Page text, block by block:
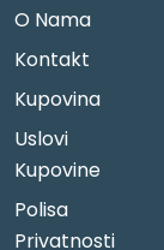
O Nama
Kontakt
Kupovina
Uslovi
Kupovine
Polisa
Privatnosti